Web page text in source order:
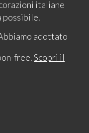
italiane
possibile.
adottato
free.Scopri il